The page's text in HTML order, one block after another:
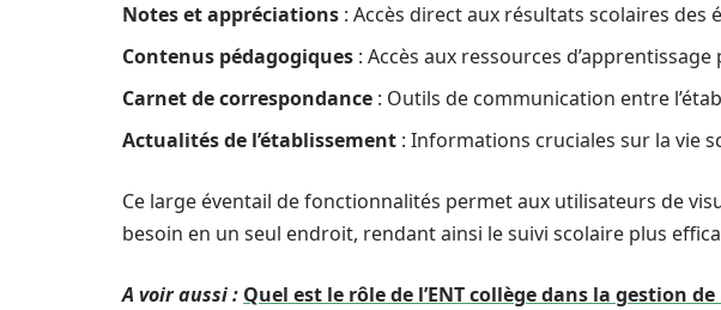
Notes et appréciations : Accès direct aux résultats scolaires des
Contenus pédagogiques : Accès aux ressources
Carnet de correspondance : Outils de communication entre
Actualités de l’établissement : Informations cruciales sur la vie
Ce large éventail de fonctionnalités permet aux utilisateurs de
besoin en un seul endroit, rendant ainsi le suivi scolaire plus
A voir aussi : Quel est le rôle de l’ENT collège dans la gestion